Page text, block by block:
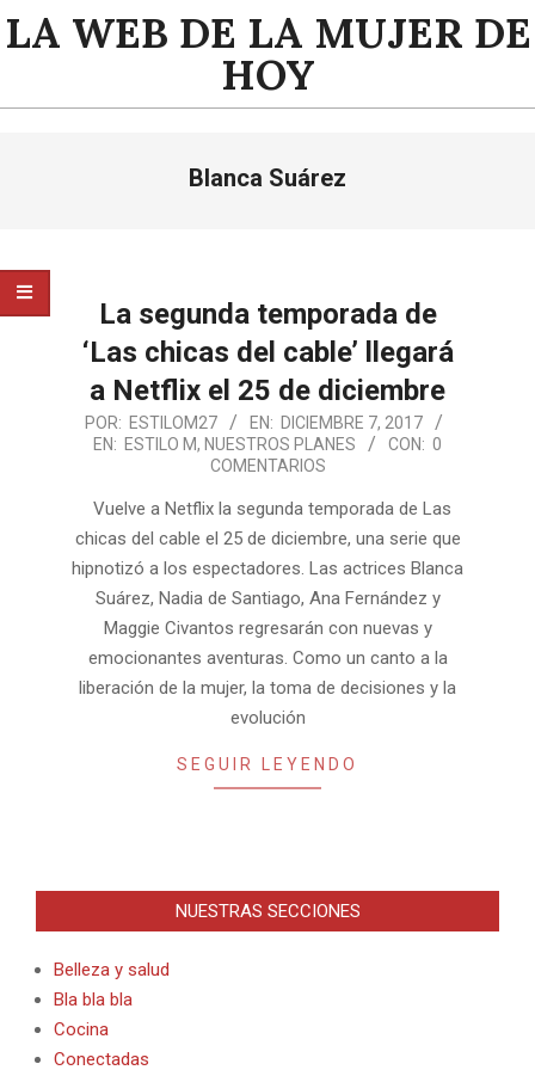
Saltar
alLA WEB DE LA MUJER DE
HOY
Blanca Suárez
La segunda temporada de
‘Las chicas del cable’ llegará
a Netflix el 25 de diciembre
2017-
12-
POR: ESTILOM27 EN: DICIEMBRE 7, 2017
EN: ESTILO M, NUESTROS PLANES CON: 0
COMENTARIOS
Vuelve a Netflix la segunda temporada de Las
chicas del cable el 25 de diciembre, una serie que
hipnotizó a los espectadores. Las actrices Blanca
Suárez, Nadia de Santiago, Ana Fernández y
Maggie Civantos regresarán con nuevas y
emocionantes aventuras. Como un canto a la
liberación de la mujer, la toma de decisiones y la
evolución
SEGUIR LEYENDO
NUESTRAS SECCIONES
Belleza y salud
Bla bla bla
Cocina
Conectadas